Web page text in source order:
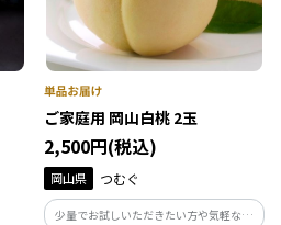
ご家庭用 岡山白桃 2玉
2,500円(税込)
岡山県 つむぐ
少量でお試しいただきたい方や気軽な手